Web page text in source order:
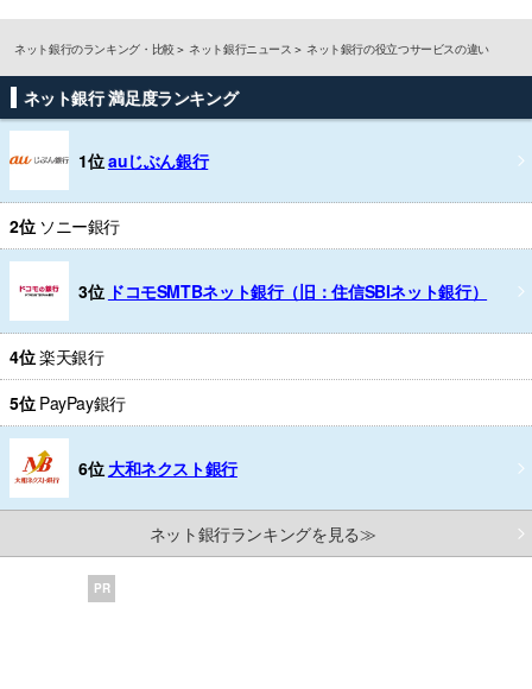
ネット銀行のランキング・比較 ネット銀行ニュース ネット銀行の役立つサービスの違い
ネット銀行 満足度ランキング
1位auじぶん銀行
2位 ソニー銀行
3位 ドコモSMTBネット銀行（旧：住信SBIネット銀行）
4位楽天銀行
5位 PayPay銀行
6位 大和ネクスト銀行
ネット銀行ランキングを見る≫
PR